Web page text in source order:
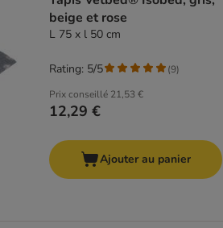
beige et rose
L 75 x l 50 cm
Prix conseillé 21,53 €
12,29 €
Rating: 5/5 (9)
Ajouter au panier